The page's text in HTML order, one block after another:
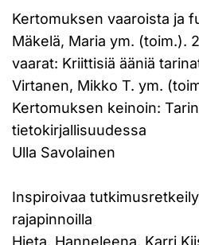
Kertomuksen vaaroista ja
Mäkelä, Maria ym. (toim.).
vaarat: Kriittisiä ääniä
Virtanen, Mikko T. ym.
Kertomuksen keinoin:
tietokirjallisuudessa
Ulla Savolainen
Inspiroivaa
rajapinnoilla
Hieta, Hanneleena, Karri